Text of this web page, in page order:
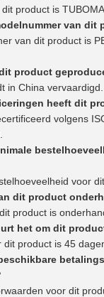
product is
van dit
van dit product is
product
in China vervaardigd.
heeft dit
volgens
voor
dit product
product is
het om dit
product is 45
voor dit